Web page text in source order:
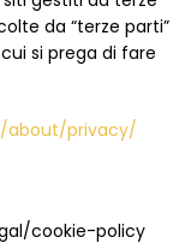
da “terze parti”
si prega di fare
about/privacy/
cookie-policy